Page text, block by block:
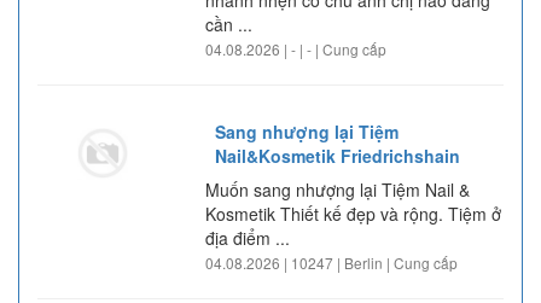
cần ...
04.08.2026 | - | - | Cung cấp
Sang nhượng lại Tiệm
Nail&Kosmetik Friedrichshain
Muốn sang nhượng lại Tiệm Nail &
Kosmetik Thiết kế đẹp và rộng. Tiệm ở
địa điểm ...
04.08.2026 | 10247 | Berlin | Cung cấp